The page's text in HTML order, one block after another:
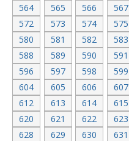
564
565 566 567
572
573 574 575
580
581 582 583
588
589 590 591
596
597 598 599
604
605 606 607
612
613 614 615
620
621 622 623
628
629 630 631